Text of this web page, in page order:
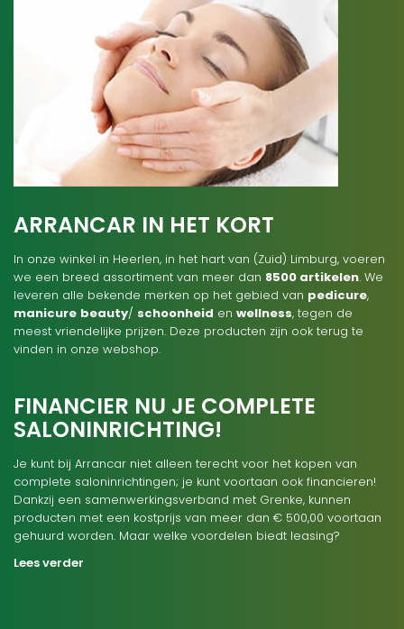
ARRANCAR IN HET KORT
In onze winkel in Heerlen, in het hart van (Zuid) Limburg, voeren
we een breed assortiment van meer dan 8500 artikelen. We
leveren alle bekende merken op het gebied van pedicure,
manicure beauty/ schoonheid en wellness, tegen de
meest vriendelijke prijzen. Deze producten zijn ook terug te
vinden in onze webshop.
FINANCIER NU JE COMPLETE
SALONINRICHTING!
Je kunt bij Arrancar niet alleen terecht voor het kopen van
complete saloninrichtingen; je kunt voortaan ook financieren!
Dankzij een samenwerkingsverband met Grenke, kunnen
producten met een kostprijs van meer dan € 500,00 voortaan
gehuurd worden. Maar welke voordelen biedt leasing?
Lees verder